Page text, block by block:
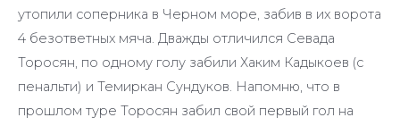
утопили соперника в Черном море, забив в их ворота
4 безответных мяча. Дважды отличился Севада
Торосян, по одному голу забили Хаким Кадыкоев (с
пенальти) и Темиркан Сундуков. Напомню, что в
прошлом туре Торосян забил свой первый гол на